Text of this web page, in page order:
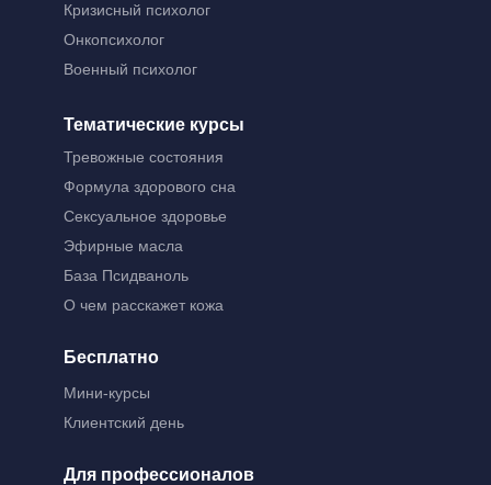
Кризисный психолог
Бесплатно
Мини-курсы
Клиентский день
Для профессионалов
Тревожные состояния
Формула здорового сна
Тематические курсы
Сексуальное здоровье
Эфирные масла
База Псидваноль
О чем расскажет кожа
Онкопсихолог
Военный психолог